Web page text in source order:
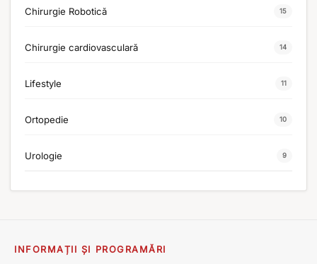
Chirurgie Robotică 15
Chirurgie cardiovasculară 14
Lifestyle 11
Ortopedie 10
Urologie 9
INFORMAȚII ȘI PROGRAMĂRI